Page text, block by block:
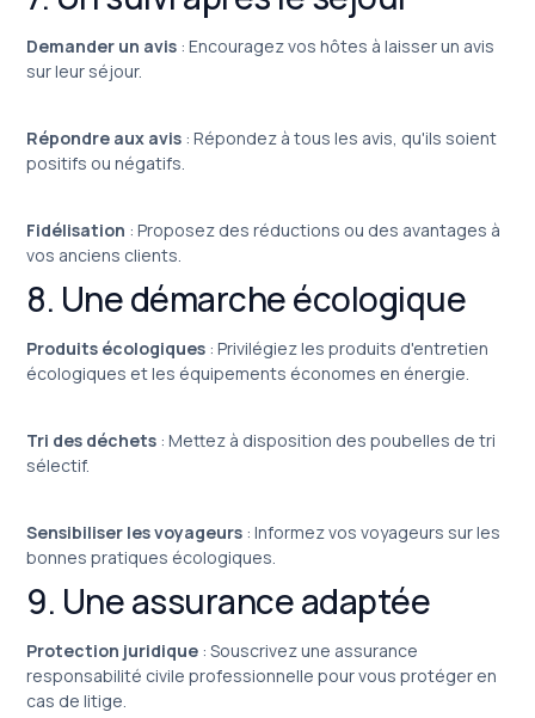
Demander un avis : Encouragez vos hôtes à laisser un avis
sur leur séjour.
Répondre aux avis : Répondez à tous les avis, qu'ils soient
positifs ou négatifs.
Fidélisation : Proposez des réductions ou des avantages à
vos anciens clients.
8. Une démarche écologique
Produits écologiques : Privilégiez les produits d'entretien
écologiques et les équipements économes en énergie.
Tri des déchets : Mettez à disposition des poubelles de tri
sélectif.
Sensibiliser les voyageurs : Informez vos voyageurs sur les
bonnes pratiques écologiques.
9. Une assurance adaptée
Protection juridique : Souscrivez une assurance
responsabilité civile professionnelle pour vous protéger en
cas de litige.